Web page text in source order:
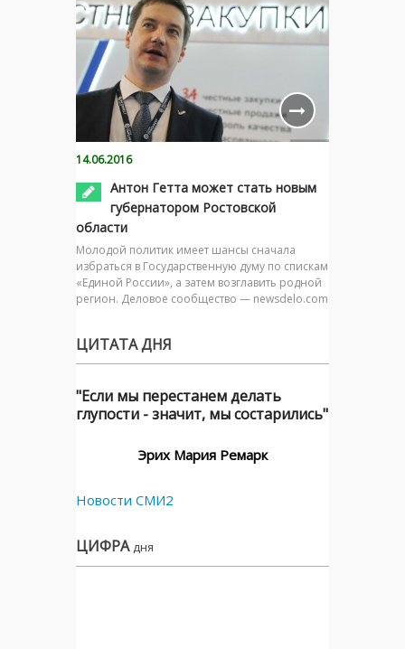
14.06.2016
Антон Гетта может стать новым
губернатором Ростовской
области
Молодой политик имеет шансы сначала
избраться в Государственную думу по спискам
«Единой России», а затем возглавить родной
регион. Деловое сообщество — newsdelo.com
ЦИТАТА ДНЯ
"Если мы перестанем делать
глупости - значит, мы состарились"
Эрих Мария Ремарк
Новости СМИ2
ЦИФРА дня